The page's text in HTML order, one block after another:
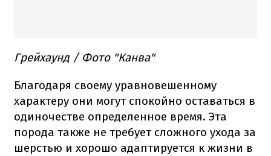
Грейхаунд / Фото "Канва"
Благодаря своему уравновешенному
характеру они могут спокойно оставаться в
одиночестве определенное время. Эта
порода также не требует сложного ухода за
шерстью и хорошо адаптируется к жизни в